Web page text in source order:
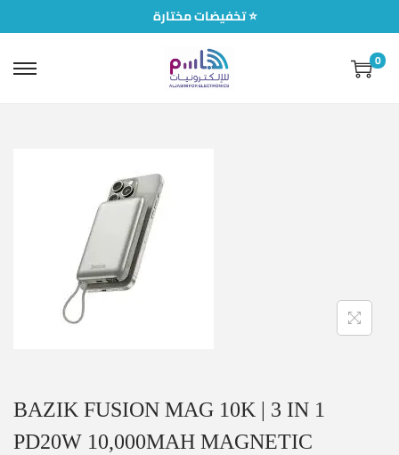
تخفيضات مختارة ⭐
0
BAZIK FUSION MAG 10K | 3 IN 1
PD20W 10,000MAH MAGNETIC